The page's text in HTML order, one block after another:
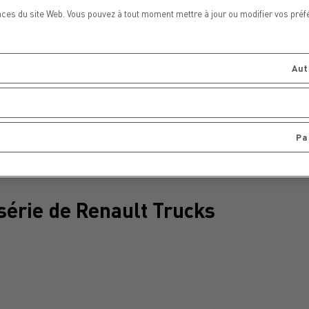
de Renault Trucks
site Web. Vous pouvez à tout moment mettre à jour ou modifier vos